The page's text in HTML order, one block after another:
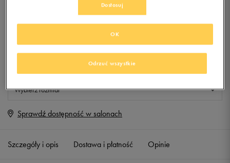
KLUBIE 50 STYLE
Produkt niedostępny
Jeśli artykuł będzie ponownie dostępny, otrzymasz od nas powiadomienie.
Wybierz rozmiar
Rozmiary EU
Sprawdź dostępność w salonach
Szczegóły i opis Dostawa i płatność Opinie
Dostosuj
Odrzuć wszystkie
OK